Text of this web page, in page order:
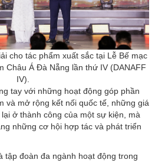
cho tác phẩm xuất sắc tại Lễ Bế mạc
Châu Á Đà Nẵng lần thứ IV (DANAFF
IV).
tay với những hoạt động góp phần
và mở rộng kết nối quốc tế, những giá
ở thành công của một sự kiện, mà
những cơ hội hợp tác và phát triển
tập đoàn đa ngành hoạt động trong